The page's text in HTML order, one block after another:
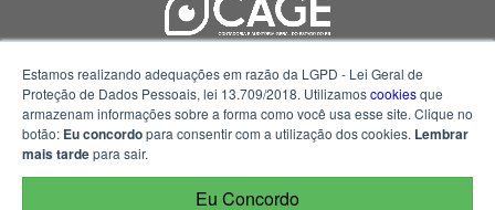
Estamos realizando adequações em razão da LGPD - Lei Geral de
Proteção de Dados Pessoais, lei 13.709/2018. Utilizamoscookiesque
armazenam informações sobre a forma como você usa esse site. Clique no
botão: Eu concordopara consentir com a utilização dos cookies. Lembrar
mais tardepara sair.
Eu Concordo